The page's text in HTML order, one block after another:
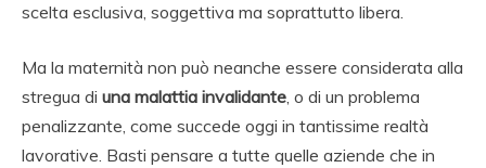
scelta esclusiva, soggettiva ma soprattutto libera.
Ma la maternità non può neanche essere considerata alla
stregua di una malattia invalidante, o di un problema
penalizzante, come succede oggi in tantissime realtà
lavorative. Basti pensare a tutte quelle aziende che in